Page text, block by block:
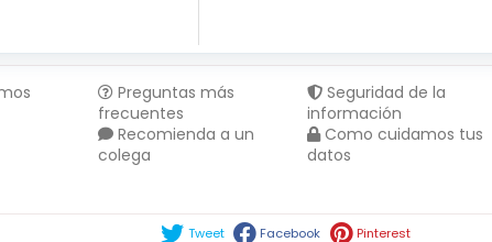
Preguntas más
frecuentes
Recomienda a un
colega
Seguridad de la
información
Como cuidamos tus
datos
Tweet Facebook Pinterest